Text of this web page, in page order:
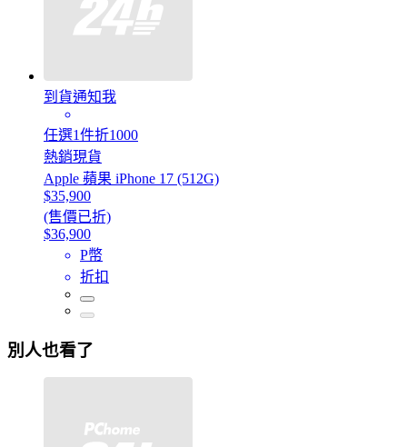
到貨通知我
任選1件折1000
熱銷現貨
Apple 蘋果 iPhone 17 (512G)
$35,900
(售價已折)
$36,900
P幣
折扣
別人也看了